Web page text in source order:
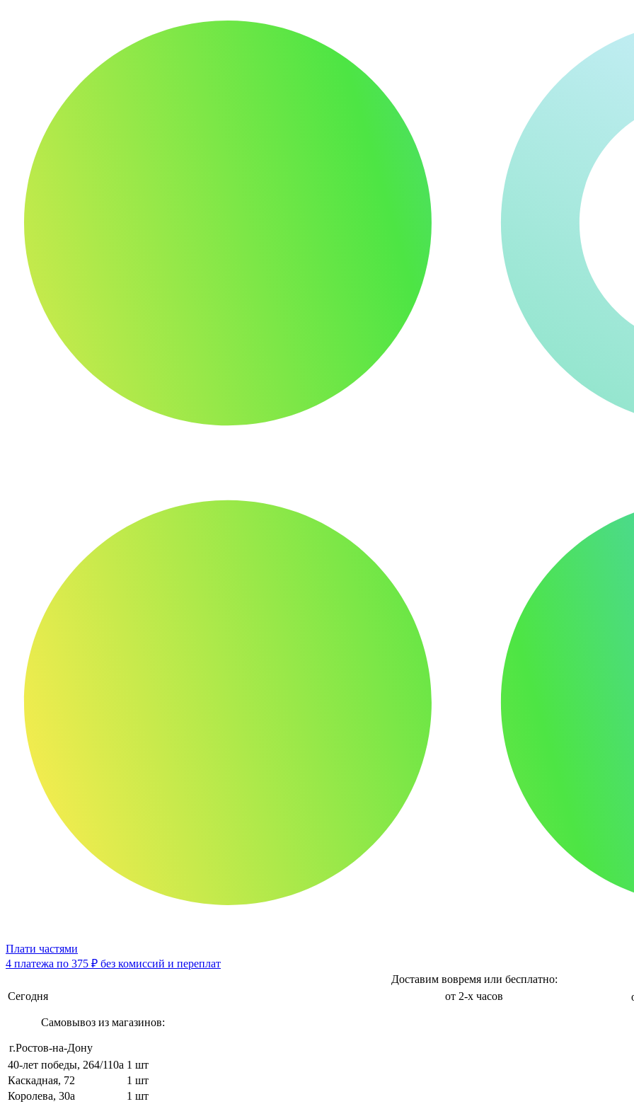
Плати частями
4 платежа по 375 ₽ без комиссий и переплат
Доставим вовремя или бесплатно:
Сегодня
от 2-х часов
Самовывоз из магазинов:
г.Ростов-на-Дону
40-лет победы, 264/110а 1 шт
Каскадная, 72
1 шт
Королева, 30а
1 шт